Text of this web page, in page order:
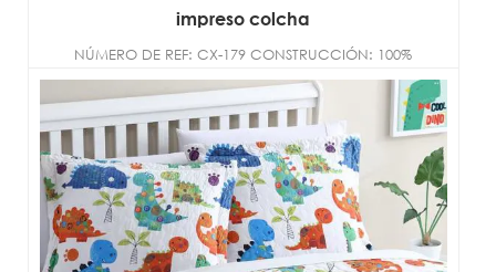
impreso colcha
NÚMERO DE REF: CX-179 CONSTRUCCIÓN: 100%
microfibra de poliéster TAMAÑO:
DOBLE/COMPLETO/REINA/R...